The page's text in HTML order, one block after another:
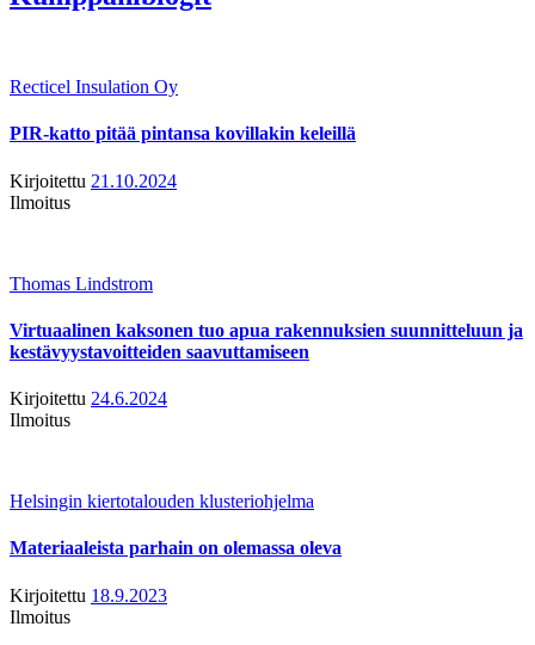
Recticel Insulation Oy
PIR-katto pitää pintansa kovillakin keleillä
Kirjoitettu 21.10.2024
Ilmoitus
Thomas Lindstrom
Virtuaalinen kaksonen tuo apua rakennuksien suunnitteluun ja
kestävyystavoitteiden saavuttamiseen
Kirjoitettu 24.6.2024
Ilmoitus
Helsingin kiertotalouden klusteriohjelma
Materiaaleista parhain on olemassa oleva
Kirjoitettu 18.9.2023
Ilmoitus